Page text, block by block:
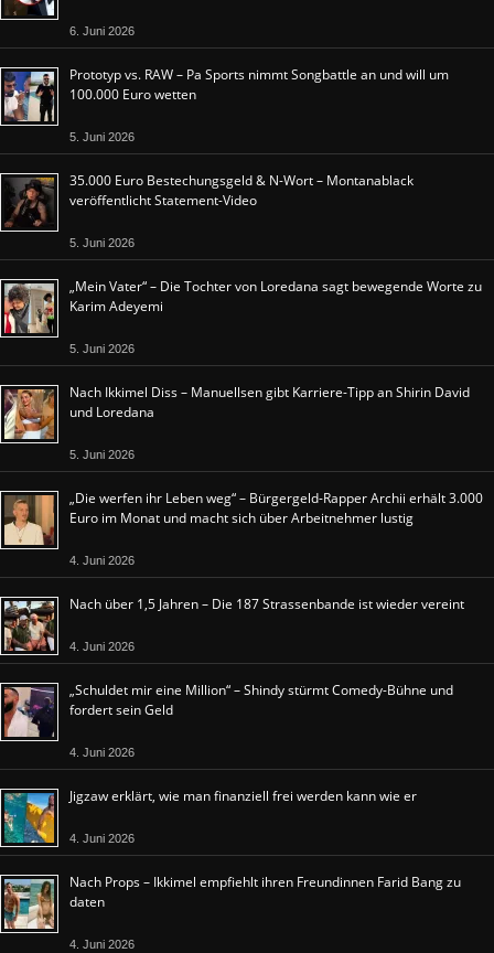
6. Juni 2026
Prototyp vs. RAW – Pa Sports nimmt Songbattle an und will um
100.000 Euro wetten
5. Juni 2026
35.000 Euro Bestechungsgeld & N-Wort – Montanablack
veröffentlicht Statement-Video
5. Juni 2026
„Mein Vater“ – Die Tochter von Loredana sagt bewegende Worte zu
Karim Adeyemi
5. Juni 2026
Nach Ikkimel Diss – Manuellsen gibt Karriere-Tipp an Shirin David
und Loredana
5. Juni 2026
„Die werfen ihr Leben weg“ – Bürgergeld-Rapper Archii erhält 3.000
Euro im Monat und macht sich über Arbeitnehmer lustig
4. Juni 2026
Nach über 1,5 Jahren – Die 187 Strassenbande ist wieder vereint
4. Juni 2026
„Schuldet mir eine Million“ – Shindy stürmt Comedy-Bühne und
fordert sein Geld
4. Juni 2026
Jigzaw erklärt, wie man finanziell frei werden kann wie er
4. Juni 2026
Nach Props – Ikkimel empfiehlt ihren Freundinnen Farid Bang zu
daten
4. Juni 2026